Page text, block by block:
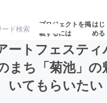
プロジェクトを掲
載するには
はじ
める
のリ 注目の新着プロ 募集終了が
ートフェステ
まち「菊池」
いてもらいたい